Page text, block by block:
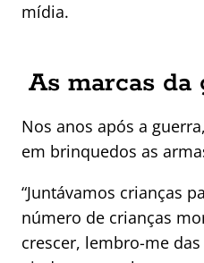
mídia.
As marcas da
Nos anos após a
em brinquedos as
“Juntávamos crianças
número de crianças
crescer, lembro-me